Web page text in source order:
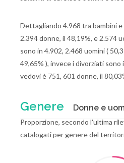
Dettagliando 4.968 tra bambini
2.394 donne, il 48,19%, e 2.574
sono in 4.902, 2.468 uomini (
49,65% ), invece i divorziati sono
vedovi è 751, 601 donne, il
Genere Donne e
Proporzione, secondo l'ultima
catalogati per genere del